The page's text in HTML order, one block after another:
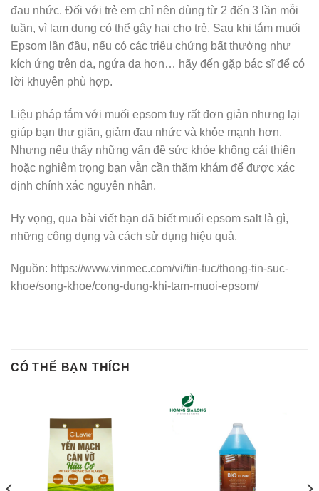
đau nhức. Đối với trẻ em chỉ nên dùng từ 2 đến 3 lần mỗi
tuần, vì lạm dụng có thể gây hại cho trẻ. Sau khi tắm muối
Epsom lần đầu, nếu có các triệu chứng bất thường như
kích ứng trên da, ngứa da hơn… hãy đến gặp bác sĩ để có
lời khuyên phù hợp.
Liệu pháp tắm với muối epsom tuy rất đơn giản nhưng lại
giúp bạn thư giãn, giảm đau nhức và khỏe mạnh hơn.
Nhưng nếu thấy những vấn đề sức khỏe không cải thiện
hoặc nghiêm trọng bạn vẫn cần thăm khám để được xác
định chính xác nguyên nhân.
Hy vọng, qua bài viết bạn đã biết muối epsom salt là gì,
những công dụng và cách sử dụng hiệu quả.
Nguồn: https://www.vinmec.com/vi/tin-tuc/thong-tin-suc-
khoe/song-khoe/cong-dung-khi-tam-muoi-epsom/
CÓ THỂ BẠN THÍCH